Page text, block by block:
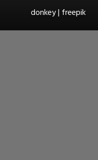
donkey | freepik